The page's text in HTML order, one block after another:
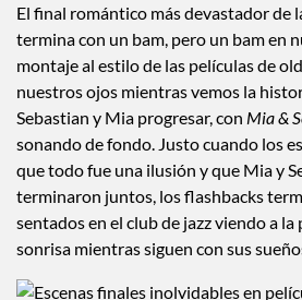
El final romántico más devastador de
termina con un bam, pero un bam en
montaje al estilo de las películas de
nuestros ojos mientras vemos la
Sebastian y Mia progresar, con Mia &
sonando de fondo. Justo cuando los
que todo fue una ilusión y que Mia y
terminaron juntos, los flashbacks
sentados en el club de jazz viendo a
sonrisa mientras siguen con sus